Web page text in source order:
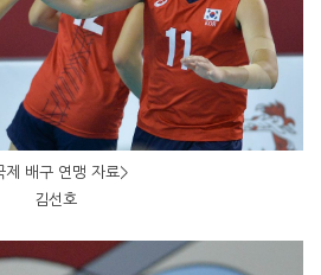
제 배구 연맹 자료>
김선호